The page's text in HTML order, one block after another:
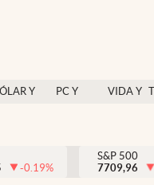
Y
PC Y
VIDA Y
México
-0.19%
S&P 500
7709,96